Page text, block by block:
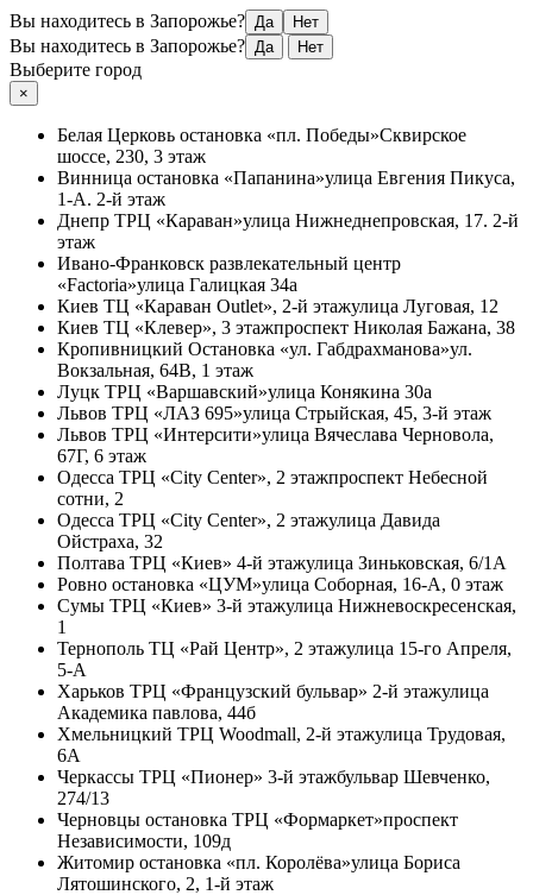
Вы находитесь в Запорожье? Да Нет
Вы находитесь в Запорожье? Да Нет
Выберите город
×
Белая Церковь остановка «пл. Победы»Сквирское
шоссе, 230, 3 этаж
Винница остановка «Папанина»улица Евгения Пикуса,
1-А. 2-й этаж
Днепр ТРЦ «Караван»улица Нижнеднепровская, 17. 2-й
этаж
Ивано-Франковск развлекательный центр
«Factoria»улица Галицкая 34а
Киев ТЦ «Караван Outlet», 2-й этажулица Луговая, 12
Киев ТЦ «Клевер», 3 этажпроспект Николая Бажана, 38
Кропивницкий Остановка «ул. Габдрахманова»ул.
Вокзальная, 64В, 1 этаж
Луцк ТРЦ «Варшавский»улица Конякина 30а
Львов ТРЦ «ЛАЗ 695»улица Стрыйская, 45, 3-й этаж
Львов ТРЦ «Интерсити»улица Вячеслава Черновола,
67Г, 6 этаж
Одесса ТРЦ «City Center», 2 этажпроспект Небесной
сотни, 2
Одесса ТРЦ «City Center», 2 этажулица Давида
Ойстраха, 32
Полтава ТРЦ «Киев» 4-й этажулица Зиньковская, 6/1А
Ровно остановка «ЦУМ»улица Соборная, 16-А, 0 этаж
Сумы ТРЦ «Киев» 3-й этажулица Нижневоскресенская,
1
Тернополь ТЦ «Рай Центр», 2 этажулица 15-го Апреля,
5-А
Харьков ТРЦ «Французский бульвар» 2-й этажулица
Академика павлова, 44б
Хмельницкий ТРЦ Woodmall, 2-й этажулица Трудовая,
6А
Черкассы ТРЦ «Пионер» 3-й этажбульвар Шевченко,
274/13
Черновцы остановка ТРЦ «Формаркет»проспект
Независимости, 109д
Житомир остановка «пл. Королёва»улица Бориса
Лятошинского, 2, 1-й этаж